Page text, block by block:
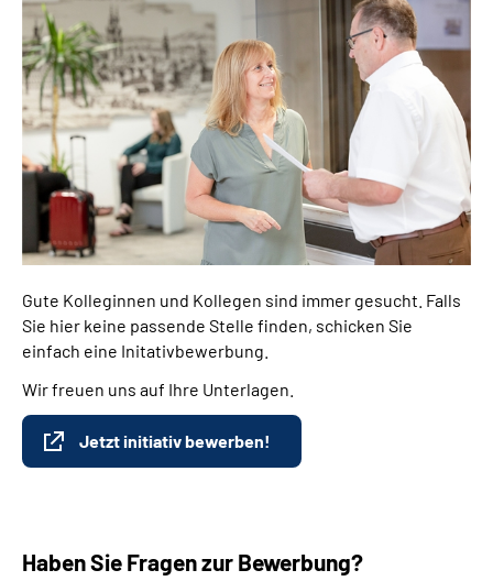
Gute Kolleginnen und Kollegen sind immer gesucht. Falls
Sie hier keine passende Stelle finden, schicken Sie
einfach eine Initativbewerbung.
Wir freuen uns auf Ihre Unterlagen.
Jetzt initiativ bewerben!
Haben Sie Fragen zur Bewerbung?